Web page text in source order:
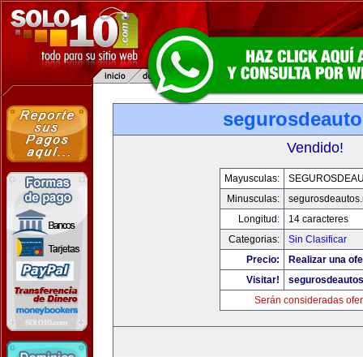
Vendido!
Mayusculas:
Minusculas:
Longitud:
14 caracteres
Categorias:
Sin Clasificar
Precio:
Realizar una
Visitar!
Serán consideradas